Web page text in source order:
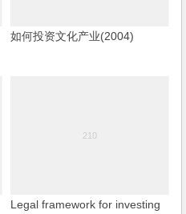
如何投资文化产业(2004)
Legal framework for investing